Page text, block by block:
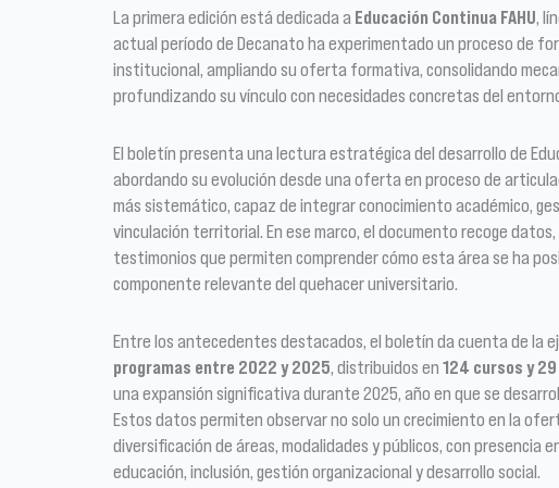
La primera edición está dedicada a Educación Continua FAHU,
actual período de Decanato ha experimentado un proceso de
institucional, ampliando su oferta formativa, consolidando
profundizando su vínculo con necesidades concretas del
El boletín presenta una lectura estratégica del desarrollo de
abordando su evolución desde una oferta en proceso de
más sistemático, capaz de integrar conocimiento académico,
vinculación territorial. En ese marco, el documento recoge
testimonios que permiten comprender cómo esta área se ha
componente relevante del quehacer universitario.
Entre los antecedentes destacados, el boletín da cuenta de la
programas entre 2022 y 2025, distribuidos en 124 cursos y
una expansión significativa durante 2025, año en que se
Estos datos permiten observar no solo un crecimiento en la
diversificación de áreas, modalidades y públicos, con presencia
educación, inclusión, gestión organizacional y desarrollo social.